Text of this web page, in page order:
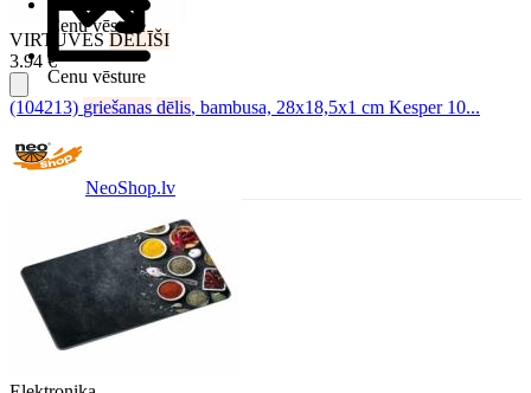
VIRTUVES DĒLĪŠI
3.94 €
(104213) griešanas dēlis, bambusa, 28x18,5x1 cm Kesper 10...
NeoShop.lv
Cenu vēsture
Cenu vēsture